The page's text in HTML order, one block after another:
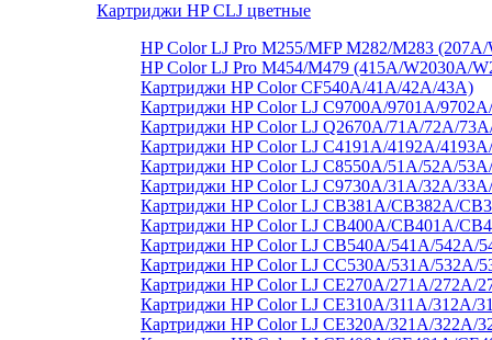
Картриджи HP CLJ цветные
HP Color LJ Pro M255/MFP M282/M283
HP Color LJ Pro M454/M479 (415A/W2030A/
Картриджи HP Color CF540A/41A/42A/43A)
Картриджи HP Color LJ C9700A/9701A/
Картриджи HP Color LJ Q2670A/71A/72A/
Картриджи HP Color LJ C4191A/4192A/
Картриджи HP Color LJ C8550A/51A/52A/
Картриджи HP Color LJ C9730A/31A/32A/
Картриджи HP Color LJ CB381A/CB382A/
Картриджи HP Color LJ CB400A/CB401A/
Картриджи HP Color LJ CB540A/541A/542A/
Картриджи HP Color LJ CC530A/531A/532A/
Картриджи HP Color LJ CE270A/271A/272A/
Картриджи HP Color LJ CE310A/311A/312A/
Картриджи HP Color LJ CE320A/321A/322A/